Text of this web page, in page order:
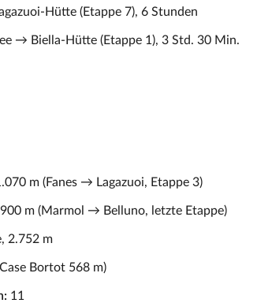
(Etappe 7), 6 Stunden
→ Biella‑Hütte (Etappe 1), 3 Std. 30 Min.
m (Fanes → Lagazuoi, Etappe 3)
m (Marmol → Belluno, letzte Etappe)
2.752 m
Bortot 568 m)
11